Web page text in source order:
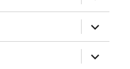
anzeigen
anzeigen
anzeigen